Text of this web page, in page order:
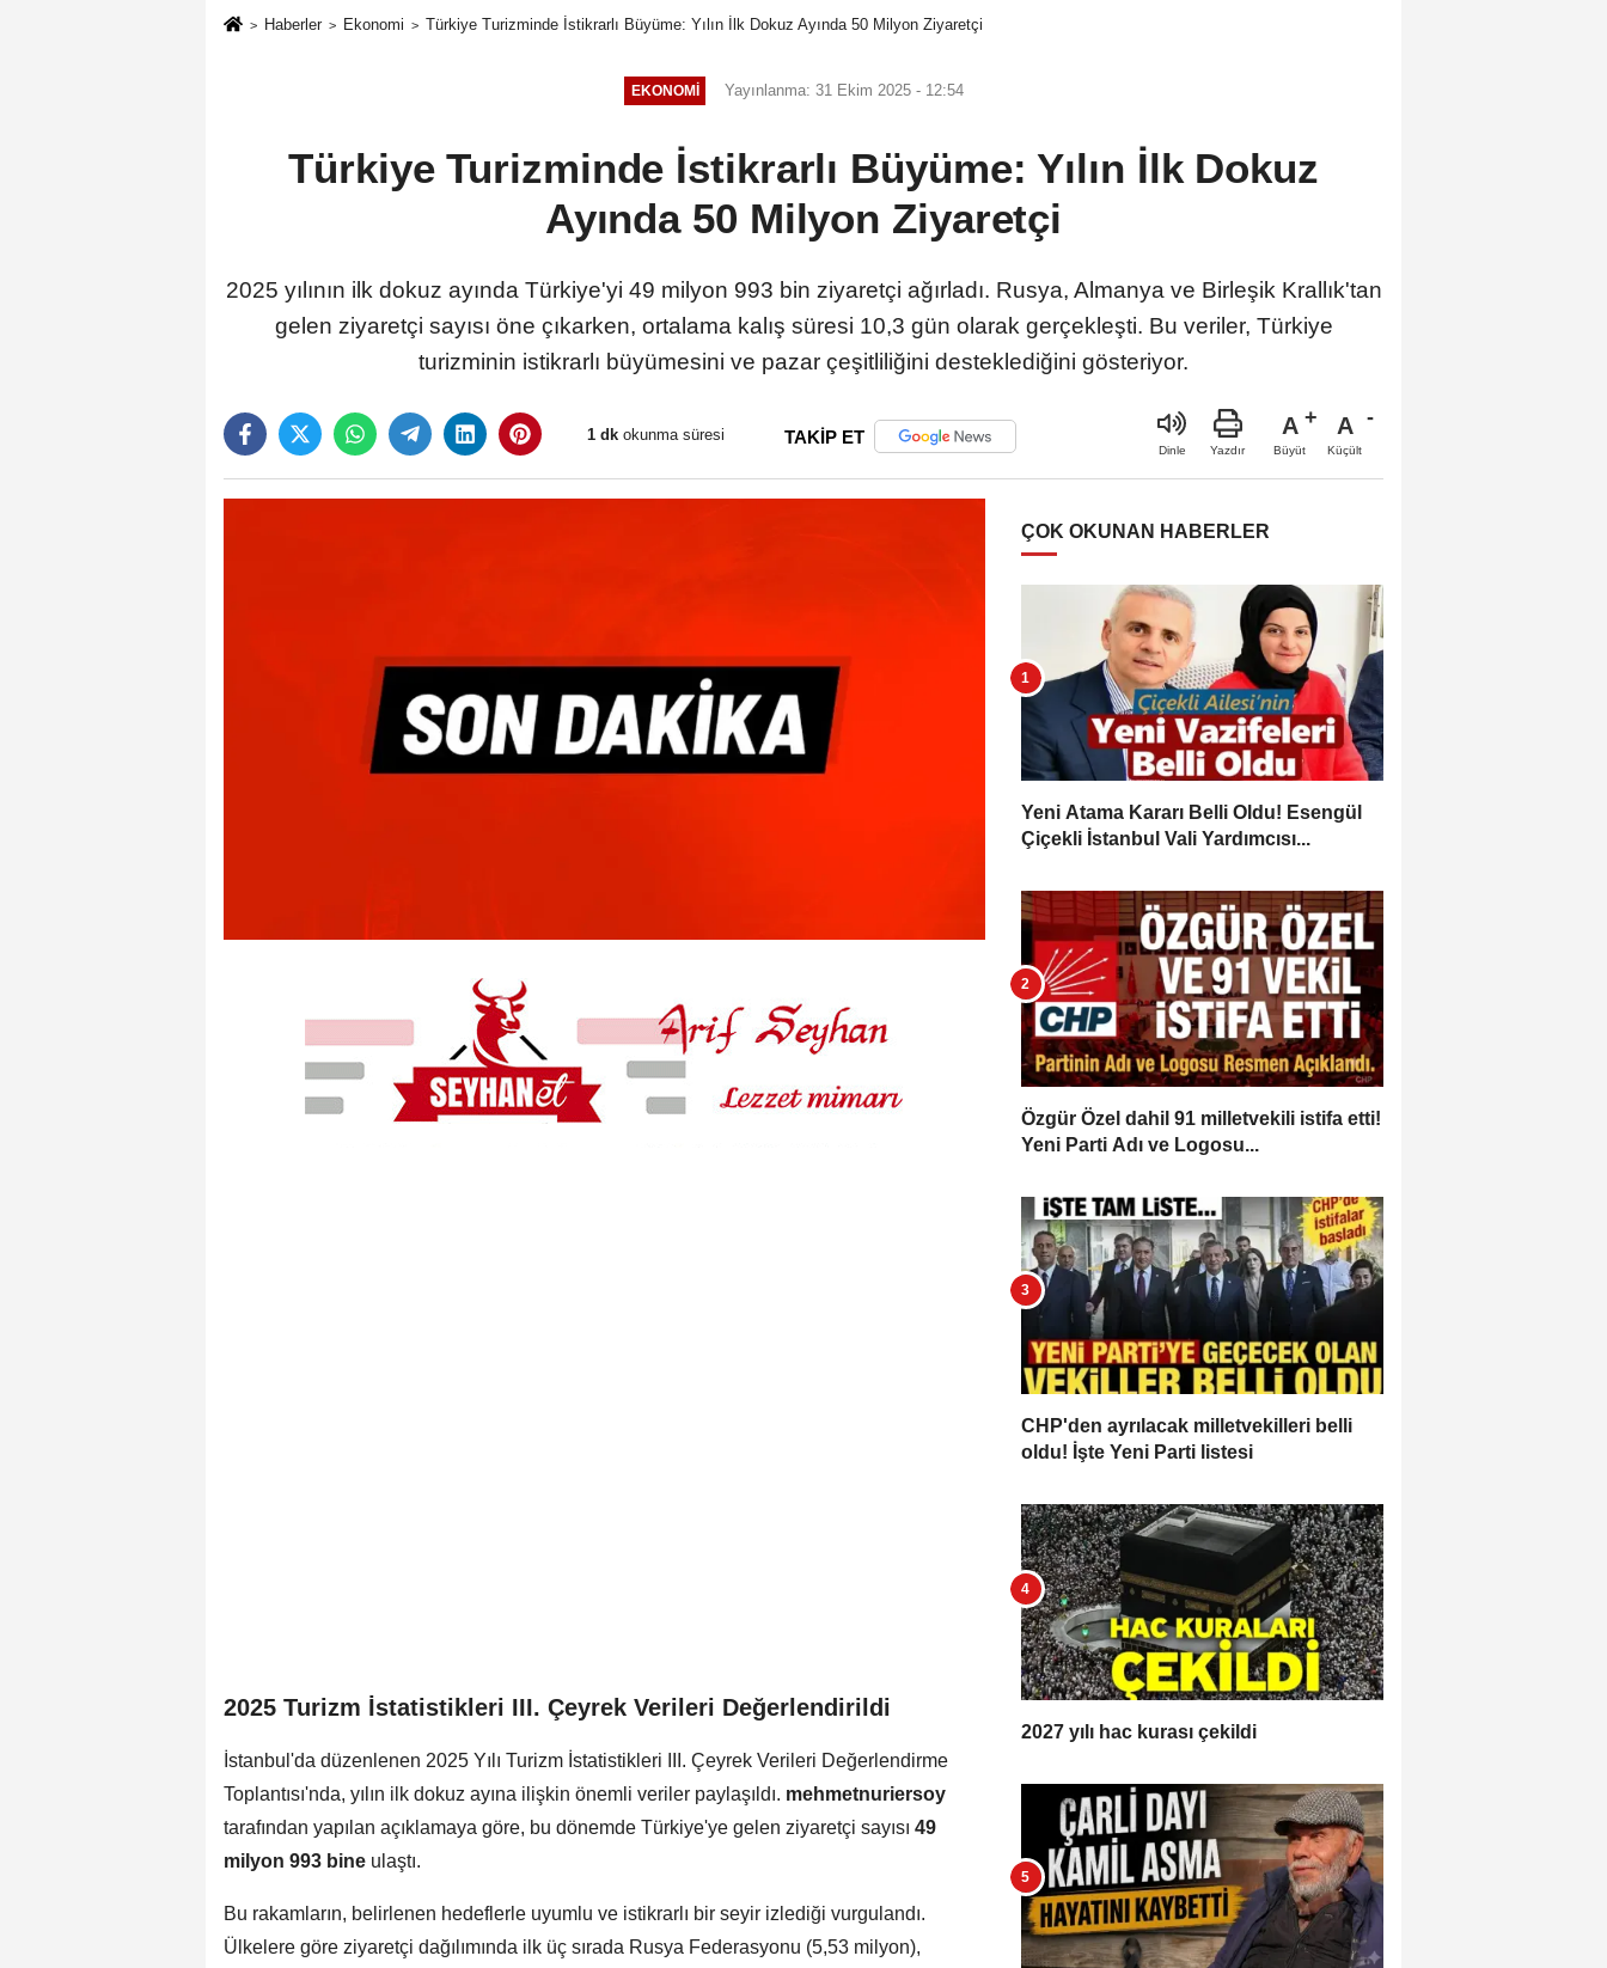
Haberler Ekonomi Türkiye Turizminde İstikrarlı Büyüme: Yılın İlk Dokuz Ayında 50 Milyon Ziyaretçi
EKONOMI Yayınlanma: 31 Ekim 2025 - 12:54
Türkiye Turizminde İstikrarlı Büyüme: Yılın İlk Dokuz
Ayında 50 Milyon Ziyaretçi
2025 yılının ilk dokuz ayında Türkiye'yi 49 milyon 993 bin ziyaretçi ağırladı. Rusya, Almanya ve Birleşik Krallık'tan
gelen ziyaretçi sayısı öne çıkarken, ortalama kalış süresi 10,3 gün olarak gerçekleşti. Bu veriler, Türkiye
turizminin istikrarlı büyümesini ve pazar çeşitliliğini desteklediğini gösteriyor.
1 dk okunma süresi TAKİP ET
Dinle Yazdır
A
Büyüt
A
Küçült
2025 Turizm İstatistikleri III. Çeyrek Verileri Değerlendirildi
İstanbul'da düzenlenen 2025 Yılı Turizm İstatistikleri III. Çeyrek Verileri Değerlendirme
Toplantısı'nda, yılın ilk dokuz ayına ilişkin önemli veriler paylaşıldı. mehmetnuriersoy
tarafından yapılan açıklamaya göre, bu dönemde Türkiye'ye gelen ziyaretçi sayısı 49
milyon 993 bine ulaştı.
Bu rakamların, belirlenen hedeflerle uyumlu ve istikrarlı bir seyir izlediği vurgulandı.
Ülkelere göre ziyaretçi dağılımında ilk üç sırada Rusya Federasyonu (5,53 milyon),
ÇOK OKUNAN HABERLER
Yeni Atama Kararı Belli Oldu! Esengül
Çiçekli İstanbul Vali Yardımcısı...
Özgür Özel dahil 91 milletvekili istifa etti!
Yeni Parti Adı ve Logosu...
CHP'den ayrılacak milletvekilleri belli
oldu! İşte Yeni Parti listesi
2027 yılı hac kurası çekildi